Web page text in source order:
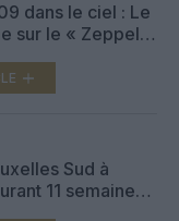
dans le ciel : Le
sur le « Zeppelin
Sud à
11 semaines